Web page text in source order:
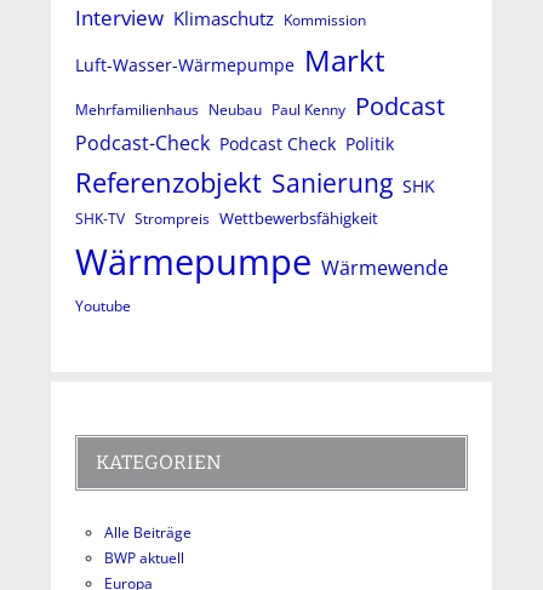
Interview Klimaschutz Kommission
Luft-Wasser-Wärmepumpe Markt
Mehrfamilienhaus Neubau Paul Kenny Podcast
Podcast-Check Podcast Check Politik
Referenzobjekt Sanierung SHK
SHK-TV Strompreis Wettbewerbsfähigkeit
Wärmepumpe Wärmewende
Youtube
KATEGORIEN
Alle Beiträge
BWP aktuell
Europa